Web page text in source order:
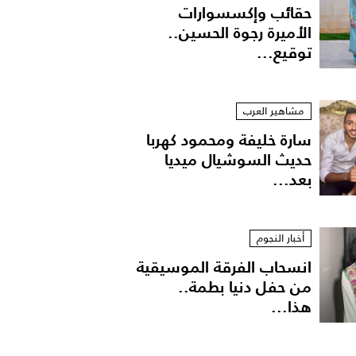
حقائب وإكسسوارات
الأميرة رجوة الحسين..
توقيع...
مشاهير العرب
سارة خليفة ومحمود كهربا
حديث السوشيال ميديا
بعد...
أخبار النجوم
انسحاب الفرقة الموسيقية
من حفل دنيا بطمة..
هذا...